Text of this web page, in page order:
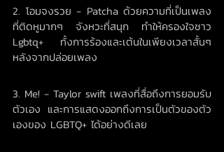
2. โอมจงรวย - Patcha ด้วยความที่เป็นเพลง
ที่ติดหูมากๆ จังหวะที่สนุก ทำให้ครองใจชาว
Lgbtq+ ทั้งการร้องและเต้นในเพียงเวลาสั้นๆ
หลังจากปล่อยเพลง
3. Me! - Taylor swift เพลงที่สื่อถึงการยอมรับ
ตัวเอง และการแสดงออกถึงการเป็นตัวของตัว
เองของ LGBTQ+ ได้อย่างดีเลย